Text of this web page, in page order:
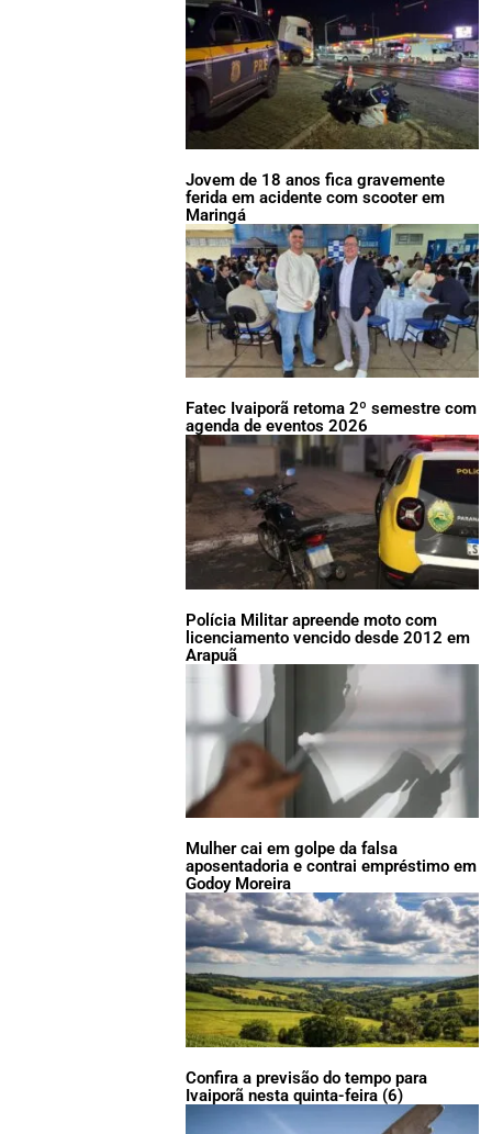
Jovem de 18 anos fica gravemente
ferida em acidente com scooter em
Maringá
Fatec Ivaiporã retoma 2º semestre com
agenda de eventos 2026
Polícia Militar apreende moto com
licenciamento vencido desde 2012 em
Arapuã
Mulher cai em golpe da falsa
aposentadoria e contrai empréstimo em
Godoy Moreira
Confira a previsão do tempo para
Ivaiporã nesta quinta-feira (6)